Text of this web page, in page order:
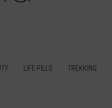
LIFE PILLS TREKKING